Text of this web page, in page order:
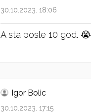
30.10.2023. 18:06
A sta posle 10 god. 😭
Igor Bolic
30.10.2023. 17:15